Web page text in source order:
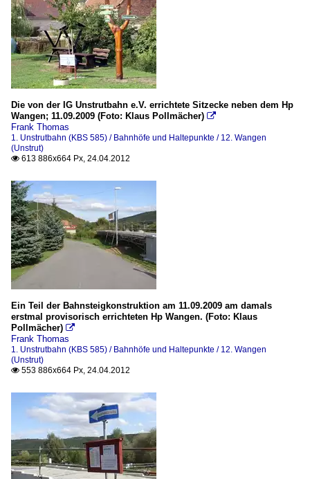
Die von der IG Unstrutbahn e.V. errichtete Sitzecke neben dem Hp
Wangen; 11.09.2009 (Foto: Klaus Pollmächer) 
Frank Thomas
1. Unstrutbahn (KBS 585) / Bahnhöfe und Haltepunkte / 12. Wangen
(Unstrut)
 613 886x664 Px, 24.04.2012
Ein Teil der Bahnsteigkonstruktion am 11.09.2009 am damals
erstmal provisorisch errichteten Hp Wangen. (Foto: Klaus
Pollmächer) 
Frank Thomas
1. Unstrutbahn (KBS 585) / Bahnhöfe und Haltepunkte / 12. Wangen
(Unstrut)
 553 886x664 Px, 24.04.2012